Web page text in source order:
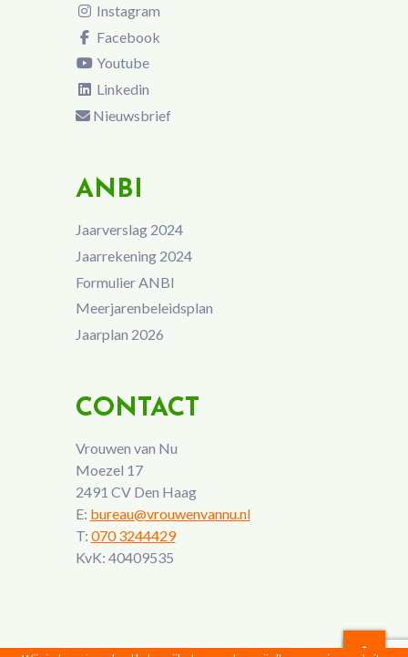
Instagram
Facebook
Youtube
Linkedin
Nieuwsbrief
ANBI
Jaarverslag 2024
Jaarrekening 2024
Formulier ANBI
Meerjarenbeleidsplan
Jaarplan 2026
CONTACT
Vrouwen van Nu
Moezel 17
2491 CV Den Haag
E: bureau@vrouwenvannu.nl
T: 070 3244429
KvK: 40409535